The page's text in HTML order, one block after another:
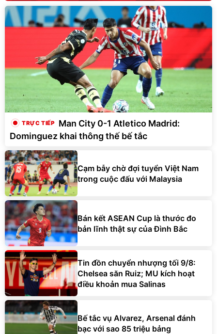
Man City 0-1 Atletico Madrid:
Dominguez khai thông thế bế tắc
Cạm bẫy chờ đợi tuyển Việt Nam
trong cuộc đấu với Malaysia
Bán kết ASEAN Cup là thước đo
bản lĩnh thật sự của Đình Bắc
Tin đồn chuyển nhượng tối 9/8:
Chelsea săn Ruiz; MU kích hoạt
điều khoản mua Salinas
Bế tắc vụ Alvarez, Arsenal đánh
bạc với sao 85 triệu bảng